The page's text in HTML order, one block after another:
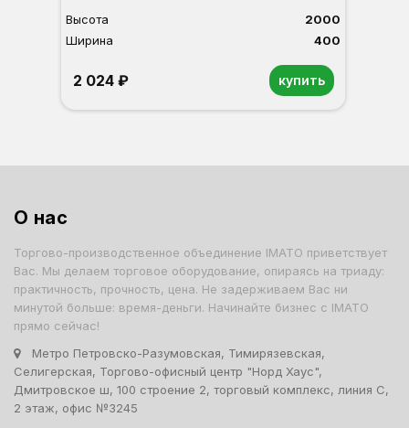
Высота
2000
Ширина
400
2 024 ₽ купить
О нас
Торгово-производственное объединение IMATO приветствует
Вас. Мы делаем торговое оборудование, опираясь на триаду:
практичность, прочность, цена. Не задерживаем Вас ни
минутой больше: время-деньги. Начинайте бизнес с IMATO
прямо сейчас!
Метро Петровско-Разумовская, Тимирязевская,
Селигерская, Торгово-офисный центр "Норд Хаус",
Дмитровское ш, 100 строение 2, торговый комплекс, линия С,
2 этаж, офис №3245